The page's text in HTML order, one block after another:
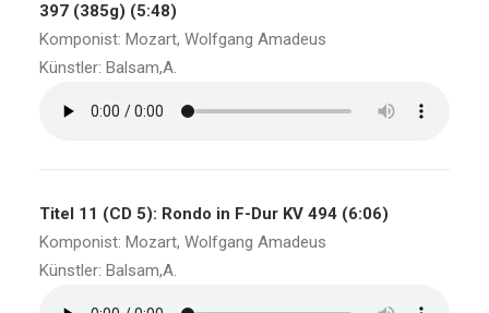
397 (385g) (5:48)
Komponist: Mozart, Wolfgang Amadeus
Künstler: Balsam,A.
Titel 11 (CD 5): Rondo in F-Dur KV 494 (6:06)
Komponist: Mozart, Wolfgang Amadeus
Künstler: Balsam,A.